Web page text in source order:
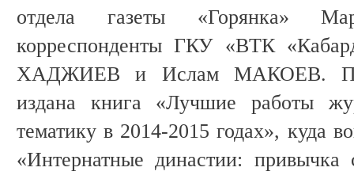
отдела газеты «Горянка»
корреспонденты ГКУ «ВТК
ХАДЖИЕВ и Ислам МАКОЕВ. По
издана книга «Лучшие работы
тематику в 2014-2015 годах», куда
«Интернатные династии: